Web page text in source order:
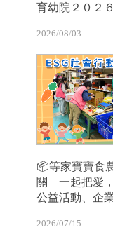
育幼院２０２
2026/08/03
📦等家寶寶食
關 一起把愛，
公益活動、企
2026/07/15